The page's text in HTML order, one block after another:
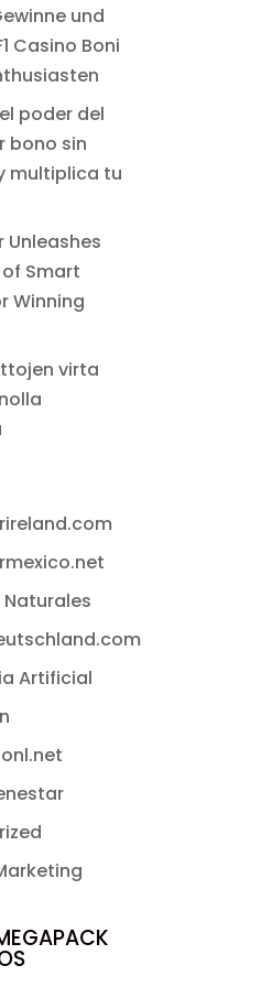
und
Casino Boni
poder del
bono sin
multiplica tu
Unleashes
Smart
Winning
virta
Artificial